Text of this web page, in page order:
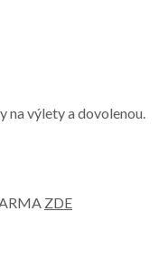
výlety a dovolenou.
ZDE